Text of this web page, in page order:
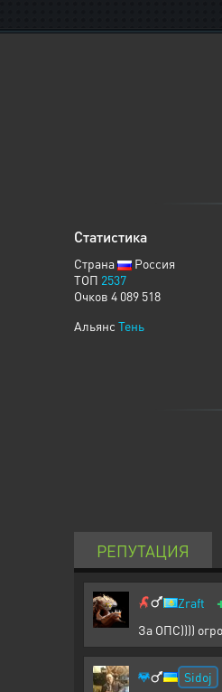
Статистика
Страна
Россия
ТОП 2537
Очков 4 089 518
Альянс Тень
РЕПУТАЦИЯ
Zraft
За ОПС))))
Sidoj